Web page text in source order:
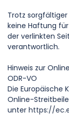
Trotz
keine Haftung
der verlinkten
verantwortlich.
Hinweis zur
ODR-VO
Die Europäische
Online-
unter https://